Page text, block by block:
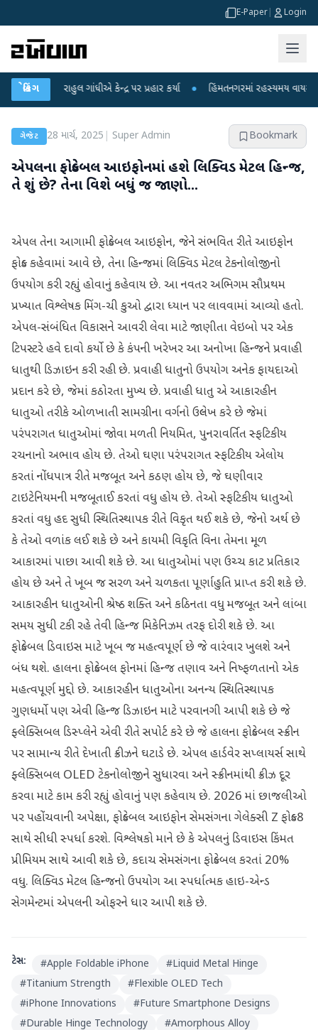
E-Paper Login
બ્રેકિંગ
રાહુલ ગાંધીએ કેન્દ્ર પર પ્રહાર કર્યા ● હિંમતનગરમાં રહસ્યમય વાયરસ કે ચાંદીપુરા?
ગેજેટ 28 માર્ચ, 2025 Super Admin Bookmark
એપલના ફોલ્ડેબલ આઇફોનમાં હશે લિક્વિડ મેટલ હિન્જ,
તે શું છે? તેના વિશે બધું જ જાણો...
એપલ તેના આગામી ફોલ્ડેબલ આઇફોન, જેને સંભવિત રીતે આઇફોન
ફોલ્ડ કહેવામાં આવે છે, તેના હિન્જમાં લિક્વિડ મેટલ ટેકનોલોજીનો
ઉપયોગ કરી રહ્યું હોવાનું કહેવાય છે. આ નવતર અભિગમ સૌપ્રથમ
પ્રખ્યાત વિશ્લેષક મિંગ-ચી કુઓ દ્વારા ધ્યાન પર લાવવામાં આવ્યો હતો.
એપલ-સંબંધિત વિકાસને આવરી લેવા માટે જાણીતા વેઇબો પર એક
ટિપસ્ટરે હવે દાવો કર્યો છે કે કંપની ખરેખર આ અનોખા હિન્જને પ્રવાહી
ધાતુથી ડિઝાઇન કરી રહી છે. પ્રવાહી ધાતુનો ઉપયોગ અનેક ફાયદાઓ
પ્રદાન કરે છે, જેમાં કઠોરતા મુખ્ય છે. પ્રવાહી ધાતુ એ આકારહીન
ધાતુઓ તરીકે ઓળખાતી સામગ્રીના વર્ગનો ઉલ્લેખ કરે છે જેમાં
પરંપરાગત ધાતુઓમાં જોવા મળતી નિયમિત, પુનરાવર્તિત સ્ફટિકીય
રચનાનો અભાવ હોય છે. તેઓ ઘણા પરંપરાગત સ્ફટિકીય એલોય
કરતાં નોંધપાત્ર રીતે મજબૂત અને કઠણ હોય છે, જે ઘણીવાર
ટાઇટેનિયમની મજબૂતાઈ કરતાં વધુ હોય છે. તેઓ સ્ફટિકીય ધાતુઓ
કરતાં વધુ હદ સુધી સ્થિતિસ્થાપક રીતે વિકૃત થઈ શકે છે, જેનો અર્થ છે
કે તેઓ વળાંક લઈ શકે છે અને કાયમી વિકૃતિ વિના તેમના મૂળ
આકારમાં પાછા આવી શકે છે. આ ધાતુઓમાં પણ ઉચ્ચ કાટ પ્રતિકાર
હોય છે અને તે ખૂબ જ સરળ અને ચળકતા પૂર્ણાહુતિ પ્રાપ્ત કરી શકે છે.
આકારહીન ધાતુઓની શ્રેષ્ઠ શક્તિ અને કઠિનતા વધુ મજબૂત અને લાંબા
સમય સુધી ટકી રહે તેવી હિન્જ મિકેનિઝમ તરફ દોરી શકે છે. આ
ફોલ્ડેબલ ડિવાઇસ માટે ખૂબ જ મહત્વપૂર્ણ છે જે વારંવાર ખુલશે અને
બંધ થશે. હાલના ફોલ્ડેબલ ફોનમાં હિન્જ તણાવ અને નિષ્ફળતાનો એક
મહત્વપૂર્ણ મુદ્દો છે. આકારહીન ધાતુઓના અનન્ય સ્થિતિસ્થાપક
ગુણધર્મો પણ એવી હિન્જ ડિઝાઇન માટે પરવાનગી આપી શકે છે જે
ફ્લેક્સિબલ ડિસ્પ્લેને એવી રીતે સપોર્ટ કરે છે જે હાલના ફોલ્ડેબલ સ્ક્રીન
પર સામાન્ય રીતે દેખાતી ક્રીઝને ઘટાડે છે. એપલ હાર્ડવેર સપ્લાયર્સ સાથે
ફ્લેક્સિબલ OLED ટેકનોલોજીને સુધારવા અને સ્ક્રીનમાંથી ક્રીઝ દૂર
કરવા માટે કામ કરી રહ્યું હોવાનું પણ કહેવાય છે. 2026 માં છાજલીઓ
પર પહોંચવાની અપેક્ષા, ફોલ્ડેબલ આઇફોન સેમસંગના ગેલેક્સી Z ફોલ્ડ8
સાથે સીધી સ્પર્ધા કરશે. વિશ્લેષકો માને છે કે એપલનું ડિવાઇસ કિંમત
પ્રીમિયમ સાથે આવી શકે છે, કદાચ સેમસંગના ફોલ્ડેબલ કરતાં 20%
વધુ. લિક્વિડ મેટલ હિન્જનો ઉપયોગ આ સ્પર્ધાત્મક હાઇ-એન્ડ
સેગમેન્ટમાં એપલની ઓફરને ધાર આપી શકે છે.
ટેગ્સ: #Apple Foldable iPhone #Liquid Metal Hinge
#Titanium Strength #Flexible OLED Tech
#iPhone Innovations #Future Smartphone Designs
#Durable Hinge Technology #Amorphous Alloy